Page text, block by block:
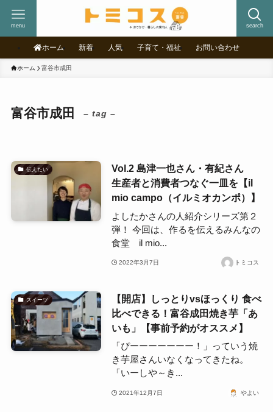
search
menu
ホーム 新着 人気 子育て・福祉 お問い合わせ
ホーム 富谷市成田
富谷市成田 – tag –
伝えたい
Vol.2 島津一也さん・有紀さん
生産者と消費者つなぐ一皿を【il
mio campo（イルミオカンポ）】
よしたかさんの人紹介シリーズ第２
弾！ 今回は、作るを伝えるみんなの
食堂 il mio...
2022年3月7日 トミコス
スイーツ
【開店】しっとりvsほっくり 食べ
比べできる！富谷成田焼き芋「あ
いも」【事前予約がオススメ】
「ぴーーーーーーー！」っていう焼
き芋屋さんいなくなってきたね。
「いーしや～き...
2021年12月7日 やよい